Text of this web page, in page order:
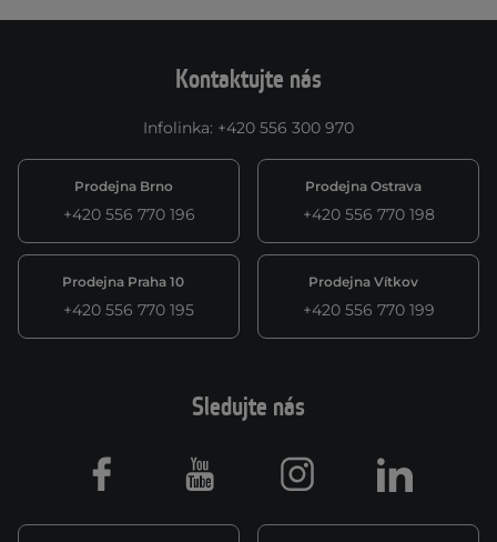
Kontaktujte nás
Infolinka: +420 556 300 970
Prodejna Brno
+420 556 770 196
Prodejna Ostrava
+420 556 770 198
Prodejna Praha 10
+420 556 770 195
Prodejna Vítkov
+420 556 770 199
Sledujte nás
Facebook Youtube Instagram LinkedIn